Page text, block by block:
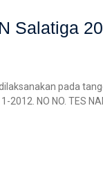
Salatiga
pada
NO NO. TES